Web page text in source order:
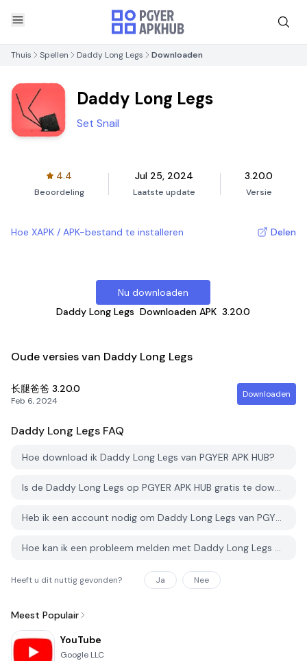
Thuis Spellen Daddy Long Legs Downloaden
Daddy Long Legs
Set Snail
4.4
Beoordeling
Jul 25, 2024
Laatste update
3.20.0
Versie
Hoe XAPK / APK-bestand te installeren Delen
Nu downloaden
Daddy Long Legs Downloaden APK 3.20.0
Oude versies van Daddy Long Legs
长腿爸爸 3.20.0
Feb 6, 2024
Downloaden
Daddy Long Legs FAQ
Hoe download ik Daddy Long Legs van PGYER APK HUB?
Is de Daddy Long Legs op PGYER APK HUB gratis te downloaden?
Heb ik een account nodig om Daddy Long Legs van PGYER APK HUB te downloaden?
Hoe kan ik een probleem melden met Daddy Long Legs op PGYER APK HUB?
Heeft u dit nuttig gevonden? Ja Nee
Meest Populair
YouTube
Google LLC